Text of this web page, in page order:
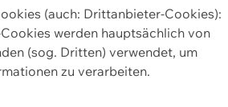
(auch: Drittanbieter-Cookies):
werden hauptsächlich von
(sog. Dritten) verwendet, um
zu verarbeiten.